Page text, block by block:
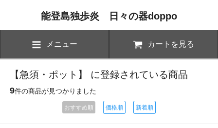
能登島独歩炎 日々の器doppo
メニュー カートを見る
【急須・ポット】 に登録されている商品
9件の商品が見つかりました
おすすめ順 価格順 新着順